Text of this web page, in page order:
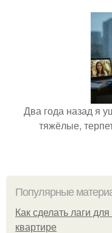
Два года назад я
тяжёлые,
Популярные
Как сделать лаги
квартире